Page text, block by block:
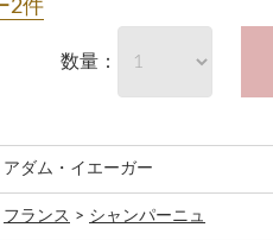
2件
数量：
アダム・イエーガー
フランス > シャンパーニュ